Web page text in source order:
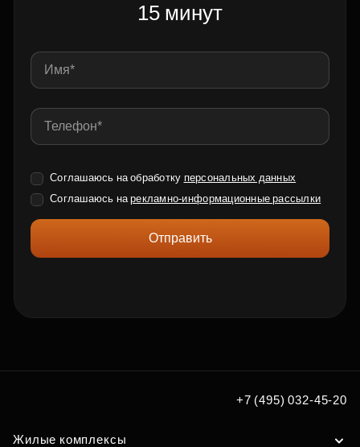
15 минут
Соглашаюсь на обработку персональных данных
Соглашаюсь нарекламно-информационные рассылки
Отправить
+7 (495) 032-45-20
Жилые комплексы